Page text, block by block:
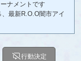
ナメントです
最新R.O.O闇市アイ
行動決定